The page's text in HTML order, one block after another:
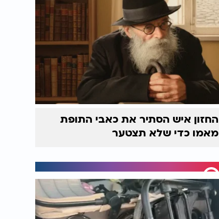
החזון איש הסתיר את כאבי התופת
מאמו כדי שלא תצטער